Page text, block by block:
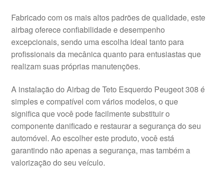
Pagamentos
Política de Privacidade
Reclamações
Sobre nós
Termos e Condições
Fabricado com os mais altos padrões de qualidade, este
airbag oferece confiabilidade e desempenho
excepcionais, sendo uma escolha ideal tanto para
profissionais da mecânica quanto para entusiastas que
realizam suas próprias manutenções.
A instalação do Airbag de Teto Esquerdo Peugeot 308 é
simples e compatível com vários modelos, o que
significa que você pode facilmente substituir o
componente danificado e restaurar a segurança do seu
automóvel. Ao escolher este produto, você está
garantindo não apenas a segurança, mas também a
valorização do seu veículo.